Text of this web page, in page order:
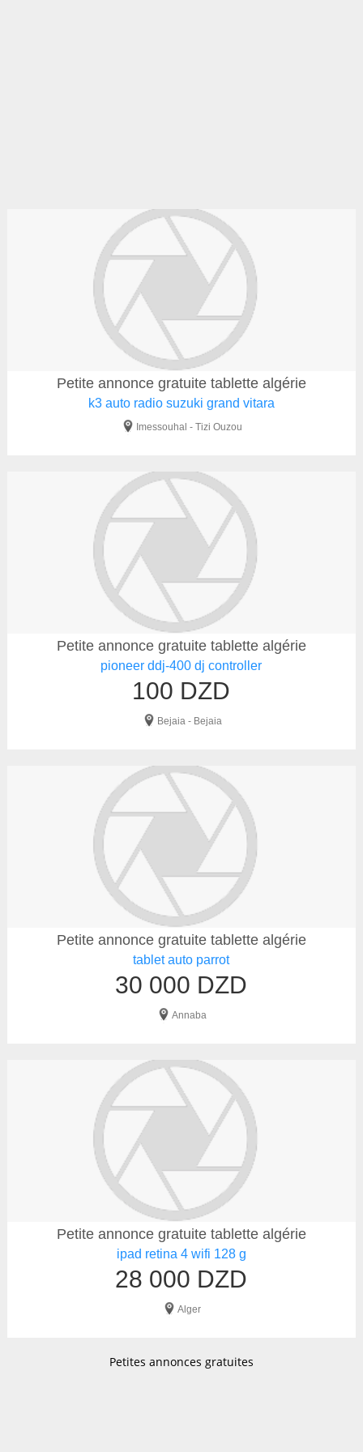
Petite annonce gratuite tablette algérie
k3 auto radio suzuki grand vitara
Imessouhal - Tizi Ouzou
Petite annonce gratuite tablette algérie
pioneer ddj-400 dj controller
100 DZD
Bejaia - Bejaia
Petite annonce gratuite tablette algérie
tablet auto parrot
30 000 DZD
Annaba
Petite annonce gratuite tablette algérie
ipad retina 4 wifi 128 g
28 000 DZD
Alger
Petites annonces gratuites